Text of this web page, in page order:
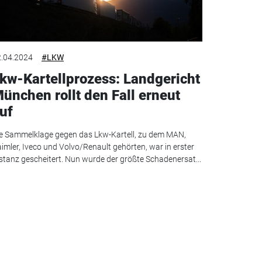
#LKW
Kartellprozess: Landgericht
rollt den Fall erneut
Sammelklage gegen das Lkw-Kartell, zu dem MAN,
Iveco und Volvo/Renault gehörten, war in erster
gescheitert. Nun wurde der größte Schadenersat...